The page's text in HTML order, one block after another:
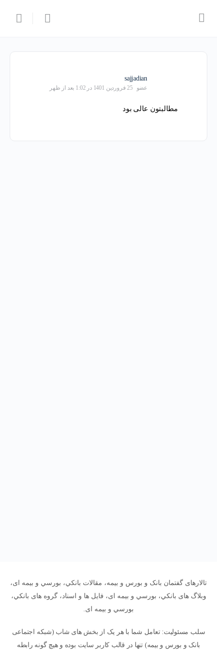
sajjadian
عضو 25 فروردین 1401 در 1:02 بعد از ظهر
مطالبتون عالی بود
تالارهای گفتمان بانک و بورس و بیمه، مقالات بانکي، بورسي و بیمه ای،
وبلاگ های بانکي، بورسي و بیمه ای، فایل ها و اسناد، گروه های بانکي،
بورسي و بیمه ای.
سلب مسئولیت: تعامل شما با هر یک از بخش های شاب (شبکه اجتماعی
بانک و بورس و بیمه) تنها در قالب کاربر سایت بوده و هیچ گونه رابطه